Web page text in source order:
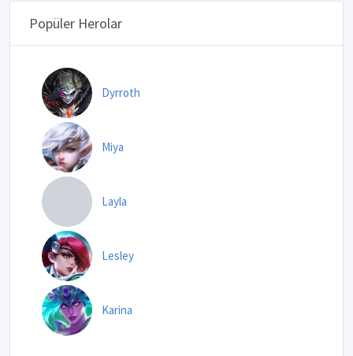
Popüler Herolar
Dyrroth
Miya
Layla
Lesley
Karina